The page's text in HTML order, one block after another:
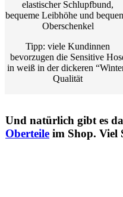
elastischer Schlupfbund,
bequeme Leibhöhe und
Oberschenkel
Tipp: viele Kundinnen
bevorzugen die Sensitive
in weiß in der dickeren
Qualität
Und natürlich gibt es
Oberteile im Shop. Viel